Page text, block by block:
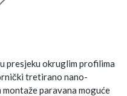
presjeku okruglim profilima
tretirano nano-
paravana moguće